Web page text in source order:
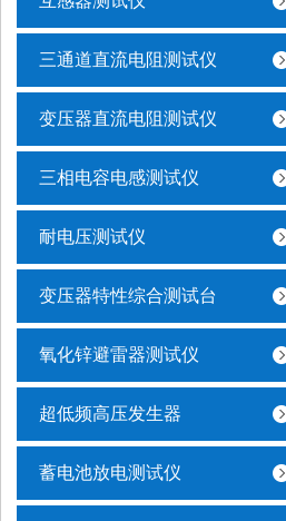
三通道直流电阻测试仪
变压器直流电阻测试仪
三相电容电感测试仪
耐电压测试仪
变压器特性综合测试台
氧化锌避雷器测试仪
超低频高压发生器
蓄电池放电测试仪